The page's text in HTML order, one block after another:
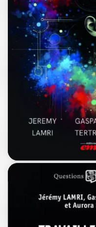
ECHOES OF
JÉRÉMY LAMRI|
RÉBECCA
BORIS SIRBEY|
AURORA SILVER
Echoes of
prospectif sur le
avec une…